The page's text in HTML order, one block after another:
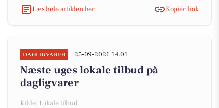
Læs hele artiklen her
Kopiér link
DAGLIGVARER 25-09-2020 14:01
Næste uges lokale tilbud på
dagligvarer
Kilde: Lokale tilbud